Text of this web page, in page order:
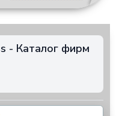
- Каталог фирм